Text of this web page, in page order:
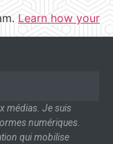
Learn how your
médias. Je suis
numériques.
qui mobilise